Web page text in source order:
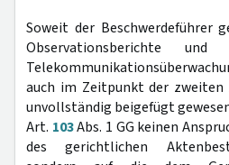
Soweit der Beschwerdeführer
Observationsberichte
auch im Zeitpunkt der
unvollständig beigefügt
Art. 103Abs. 1 GG keinen
des gerichtlichen